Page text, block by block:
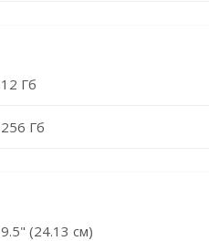
12 Гб
256 Гб
9.5" (24.13 см)